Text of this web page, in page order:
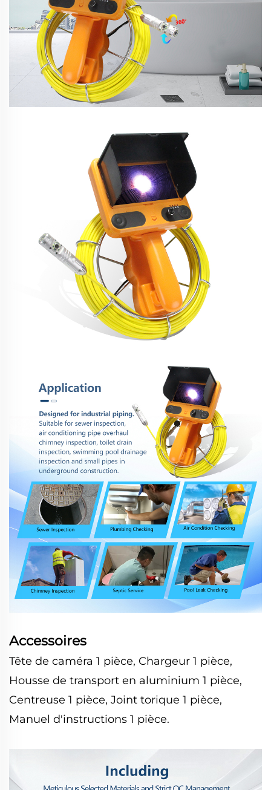
Accessoires
Tête de caméra 1 pièce, Chargeur 1 pièce,
Housse de transport en aluminium 1 pièce,
Centreuse 1 pièce, Joint torique 1 pièce,
Manuel d'instructions 1 pièce.